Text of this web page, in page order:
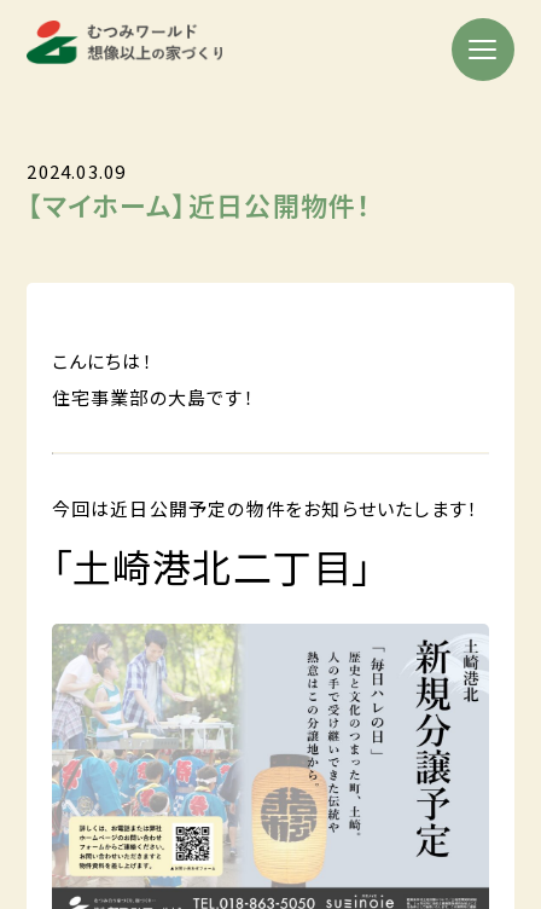
2024.03.09
【マイホーム】近日公開物件！
こんにちは！
住宅事業部の大島です！
今回は近日公開予定の物件をお知らせいたします！
「土崎港北二丁目」